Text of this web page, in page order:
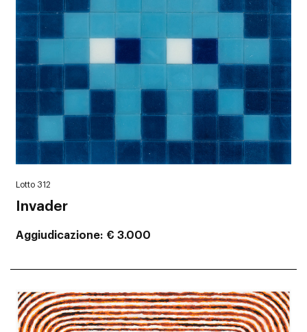
Lotto 312
Invader
Aggiudicazione € 3.000